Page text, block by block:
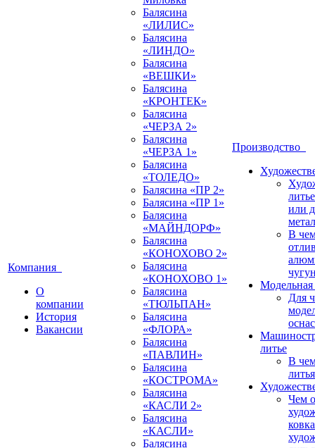
Компания
О
компании
История
Вакансии
Балясина
«ЛИЛИС»
Балясина
«ЛИНДО»
Балясина
«ВЕШКИ»
Балясина
«КРОНТЕК»
Балясина
«ЧЕРЗА 2»
Балясина
«ЧЕРЗА 1»
Балясина
«ТОЛЕДО»
Балясина «ПР 2»
Балясина «ПР 1»
Балясина
«МАЙНДОРФ»
Балясина
«КОНОХОВО 2»
Балясина
«КОНОХОВО 1»
Балясина
«ТЮЛЬПАН»
Балясина
«ФЛОРА»
Балясина
«ПАВЛИН»
Балясина
«КОСТРОМА»
Балясина
«КАСЛИ 2»
Балясина
«КАСЛИ»
Балясина
Производство
или
В
Модельная
Для
литье
В
Чем